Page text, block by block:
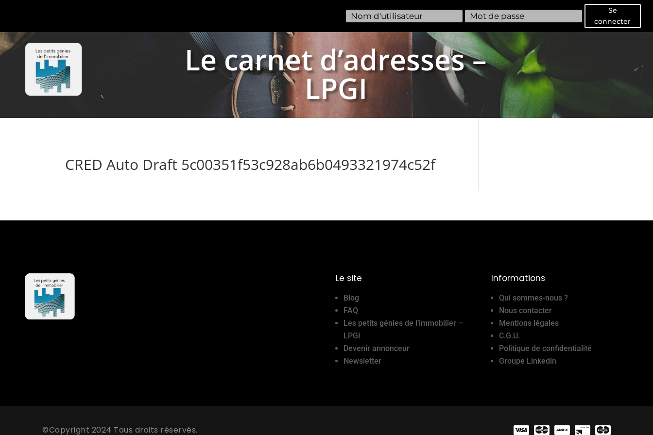
Se
connecter
Le carnet d’adresses –
LPGI
CRED Auto Draft 5c00351f53c928ab6b0493321974c52f
Le site
Blog
FAQ
Les petits génies de l’immobilier –
LPGI
Devenir annonceur
Newsletter
Informations
Qui sommes-nous ?
Nous contacter
Mentions légales
C.G.U.
Politique de confidentialité
Groupe Linkedin
©Copyright 2024 Tous droits réservés.